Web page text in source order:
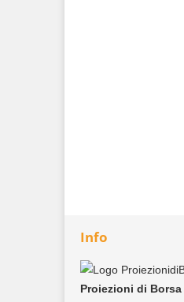
Info
Proiezioni di Borsa